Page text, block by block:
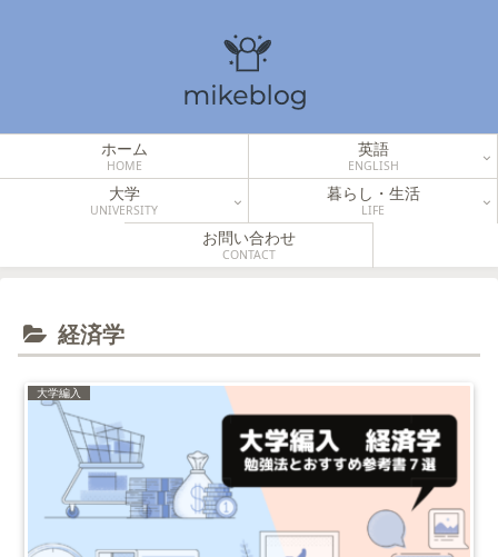
ホーム
HOME
英語
ENGLISH
大学
UNIVERSITY
暮らし・生活
LIFE
お問い合わせ
CONTACT
経済学
大学編入